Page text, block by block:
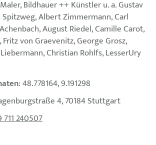
Bildhauer ++ Künstler u. a. Gustav
Spitzweg, Albert Zimmermann, Carl
August Riedel, Camille Carot,
von Graevenitz, George Grosz,
Christian Rohlfs, LesserUry
: 48.778164, 9.191298
4, 70184 Stuttgart
711 240507